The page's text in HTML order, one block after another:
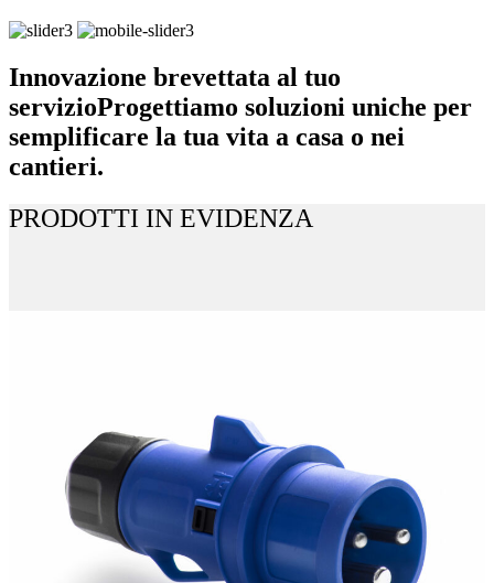
Innovazione brevettata al tuo
servizioProgettiamo soluzioni uniche per
semplificare la tua vita a casa o nei
cantieri.
PRODOTTI IN EVIDENZA